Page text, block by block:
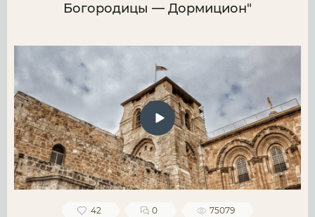
Богородицы — Дормицион"
42 0 75079